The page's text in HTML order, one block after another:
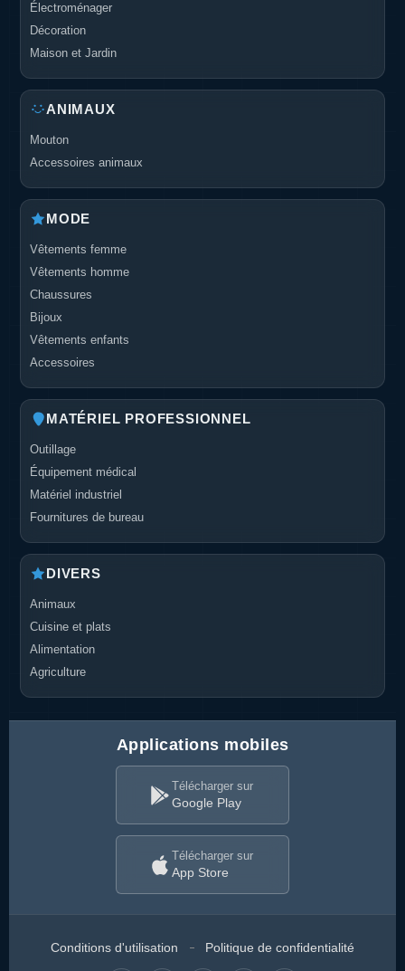
Électroménager
Décoration
Maison et Jardin
ANIMAUX
Mouton
Accessoires animaux
MODE
Vêtements femme
Vêtements homme
Chaussures
Bijoux
Vêtements enfants
Accessoires
MATÉRIEL PROFESSIONNEL
Outillage
Équipement médical
Matériel industriel
Fournitures de bureau
DIVERS
Animaux
Cuisine et plats
Alimentation
Agriculture
Applications mobiles
Télécharger sur
Google Play
Télécharger sur
App Store
Conditions d'utilisation Politique de confidentialité